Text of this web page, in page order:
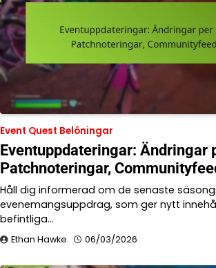
Event Quest Belöningar
Eventuppdateringar: Ändringar
Patchnoteringar,
Håll dig informerad om de senaste
evenemangsuppdrag, som ger nytt
befintliga…
Ethan Hawke 06/03/2026